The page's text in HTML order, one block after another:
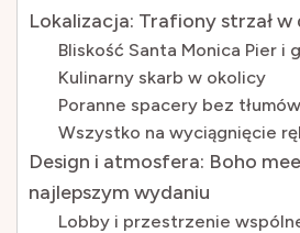
Lokalizacja: Trafiony strzał w
Bliskość Santa Monica Pier i
Kulinarny skarb w okolicy
Poranne spacery bez tłumów
Wszystko na wyciągnięcie
Design i atmosfera: Boho
najlepszym wydaniu
Lobby i przestrzenie